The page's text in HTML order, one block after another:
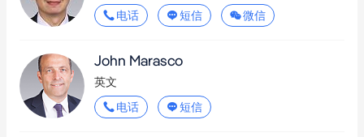
电话
短信 微信
John Marasco
英文
电话
短信